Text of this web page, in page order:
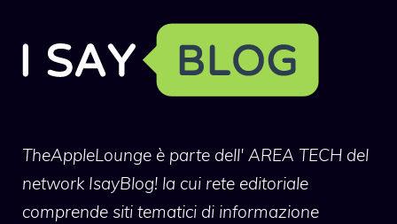
TheAppleLounge è parte dell' AREA TECH del
network IsayBlog! la cui rete editoriale
comprende siti tematici di informazione